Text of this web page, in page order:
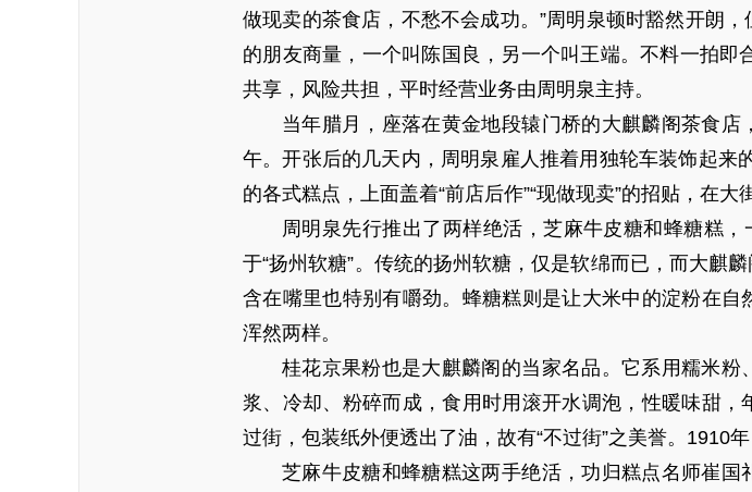
做现卖的茶食店，不愁不会成功。”周明泉顿时豁然开朗
的朋友商量，一个叫陈国良，另一个叫王端。不料一拍
共享，风险共担，平时经营业务由周明泉主持。
当年腊月，座落在黄金地段辕门桥的大麒麟阁茶食
午。开张后的几天内，周明泉雇人推着用独轮车装饰起来
的各式糕点，上面盖着“前店后作”“现做现卖”的招贴，在大
周明泉先行推出了两样绝活，芝麻牛皮糖和蜂糖糕
于“扬州软糖”。传统的扬州软糖，仅是软绵而已，而大麒
含在嘴里也特别有嚼劲。蜂糖糕则是让大米中的淀粉在
浑然两样。
桂花京果粉也是大麒麟阁的当家名品。它系用糯米
浆、冷却、粉碎而成，食用时用滚开水调泡，性暖味甜
过街，包装纸外便透出了油，故有“不过街”之美誉。1910
芝麻牛皮糖和蜂糖糕这两手绝活，功归糕点名师崔